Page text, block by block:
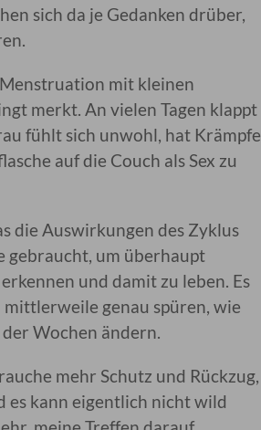
sich da je Gedanken drüber,
mit kleinen
merkt. An vielen Tagen klappt
fühlt sich unwohl, hat Krämpfe
auf die Couch als Sex zu
die Auswirkungen des Zyklus
gebraucht, um überhaupt
und damit zu leben. Es
genau spüren, wie
Wochen ändern.
mehr Schutz und Rückzug,
kann eigentlich nicht wild